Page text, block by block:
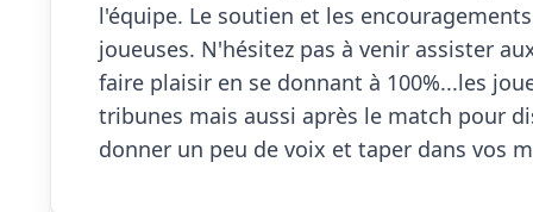
l'équipe. Le soutien et les
joueuses. N'hésitez pas à venir assister
faire plaisir en se donnant à 100%...les
tribunes mais aussi après le match pour
donner un peu de voix et taper